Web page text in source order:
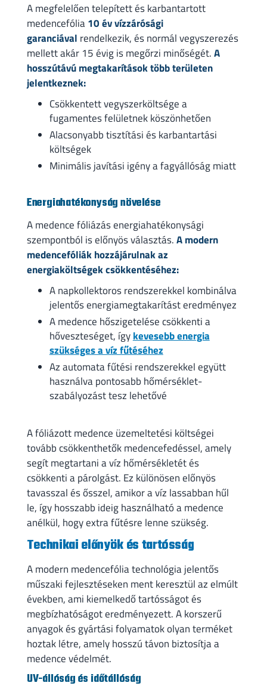
A megfelelően telepített és karbantartott
medencefólia10 év vízzárósági
garanciával rendelkezik, és normál vegyszerezés
mellett akár 15 évig is megőrzi minőségét.A
hosszútávú megtakarítások több területen
jelentkeznek:
Csökkentett vegyszerköltsége a
fugamentes felületnek köszönhetően
Alacsonyabb tisztítási és karbantartási
költségek
Minimális javítási igény a fagyállóság miatt
Energiahatékonyság növelése
A medence fóliázás energiahatékonysági
szempontból is előnyös választás.A modern
medencefóliák hozzájárulnak az
energiaköltségek csökkentéséhez:
A napkollektoros rendszerekkel kombinálva
jelentős energiamegtakarítást eredményez
A medence hőszigetelése csökkenti a
hőveszteséget, ígykevesebb energia
szükséges a víz fűtéséhez
Az automata fűtési rendszerekkel együtt
használva pontosabb hőmérséklet-
szabályozást tesz lehetővé
A fóliázott medence üzemeltetési költségei
tovább csökkenthetők medencefedéssel, amely
segít megtartani a víz hőmérsékletét és
csökkenti a párolgást. Ez különösen előnyös
tavasszal és ősszel, amikor a víz lassabban hűl
le, így hosszabb ideig használható a medence
anélkül, hogy extra fűtésre lenne szükség.
Technikai előnyök és tartósság
A modern medencefólia technológia jelentős
műszaki fejlesztéseken ment keresztül az elmúlt
években, ami kiemelkedő tartósságot és
megbízhatóságot eredményezett. A korszerű
anyagok és gyártási folyamatok olyan terméket
hoztak létre, amely hosszú távon biztosítja a
medence védelmét.
UV-állóság és időtállóság